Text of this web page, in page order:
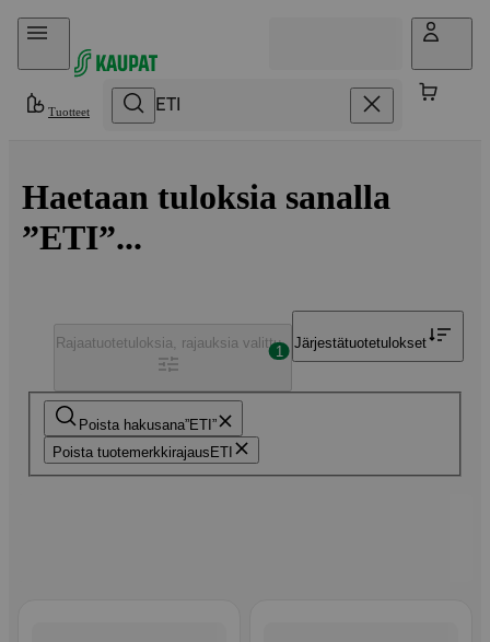
Hyppää sisältöön
Tuotteet
Haetaan tuloksia sanalla
”ETI”...
Poista hakusana ETI
Poista tuotemerkkirajaus ETI
Rajaatuotetuloksia, rajauksia valittu
1
Järjestätuotetulokset